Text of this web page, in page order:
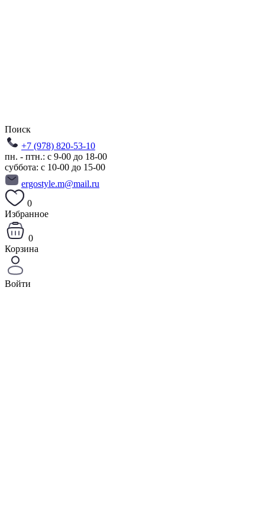
Поиск
+7 (978) 820-53-10
пн. - птн.: с 9-00 до 18-00
суббота: с 10-00 до 15-00
ergostyle.m@mail.ru
0
Избранное
0
Корзина
Войти